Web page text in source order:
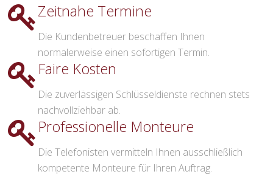
Zeitnahe Termine
Die Kundenbetreuer beschaffen Ihnen
normalerweise einen sofortigen Termin.
Faire Kosten
Die zuverlässigen Schlüsseldienste rechnen stets
nachvollziehbar ab.
Professionelle Monteure
Die Telefonisten vermitteln Ihnen ausschließlich
kompetente Monteure für Ihren Auftrag.